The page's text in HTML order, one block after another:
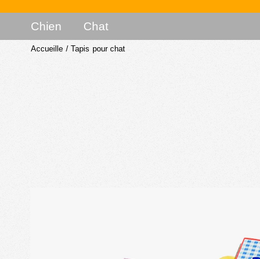
Chien
Chat
Accueille / Tapis pour chat